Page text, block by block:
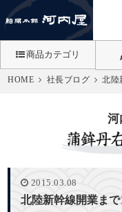
商品カテゴリ
HOME 社長ブログ 北陸
河
2015.03.08
北陸新幹線開業まで